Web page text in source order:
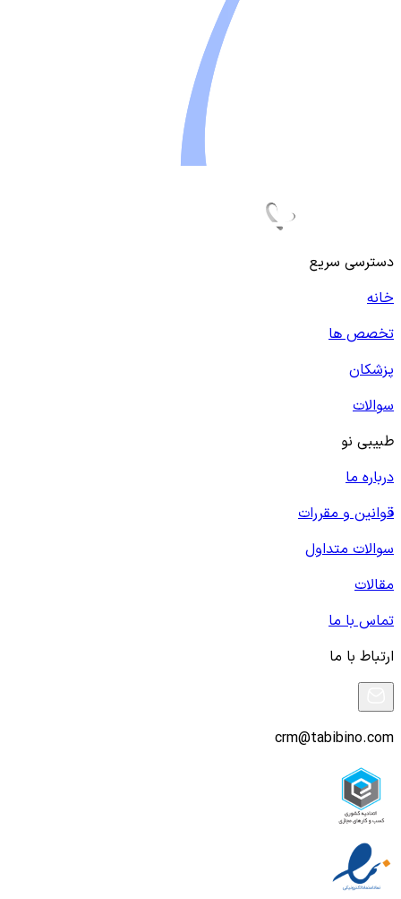
دسترسی سریع
خانه
تخصص ها
پزشکان
سوالات
طبیبی نو
درباره ما
قوانین و مقررات
سوالات متداول
مقالات
تماس با ما
ارتباط با ما
crm@tabibino.com